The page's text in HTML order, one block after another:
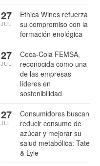
Ethica Wines refuerza
su compromiso con la
formación enológica
27
JUL
Coca-Cola FEMSA,
reconocida como una
de las empresas
líderes en
sostenibilidad
27
JUL
Consumidores buscan
reducir consumo de
azúcar y mejorar su
salud metabólica: Tate
& Lyle
27
JUL